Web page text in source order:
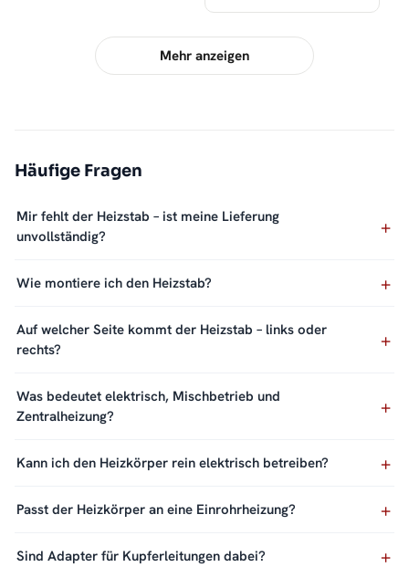
Mehr anzeigen
Häufige Fragen
Mir fehlt der Heizstab – ist meine Lieferung
unvollständig?
Wie montiere ich den Heizstab?
Auf welcher Seite kommt der Heizstab – links oder
rechts?
Was bedeutet elektrisch, Mischbetrieb und
Zentralheizung?
Kann ich den Heizkörper rein elektrisch betreiben?
Passt der Heizkörper an eine Einrohrheizung?
Sind Adapter für Kupferleitungen dabei?